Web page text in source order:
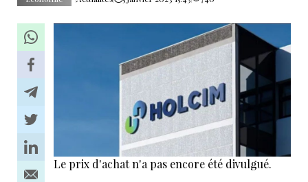
Le prix d'achat n'a pas encore été divulgué.